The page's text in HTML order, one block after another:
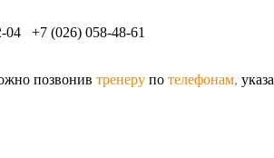
04 +7 (026) 058-48-61
позвонив тренеру по телефонам,